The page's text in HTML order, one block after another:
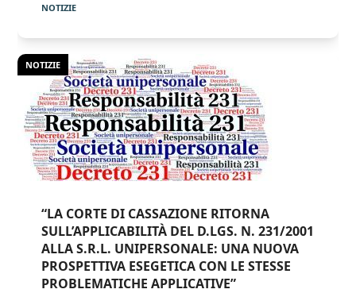
NOTIZIE
NOTIZIE
“LA CORTE DI CASSAZIONE RITORNA
SULL’APPLICABILITÀ DEL D.LGS. N. 231/2001
ALLA S.R.L. UNIPERSONALE: UNA NUOVA
PROSPETTIVA ESEGETICA CON LE STESSE
PROBLEMATICHE APPLICATIVE”